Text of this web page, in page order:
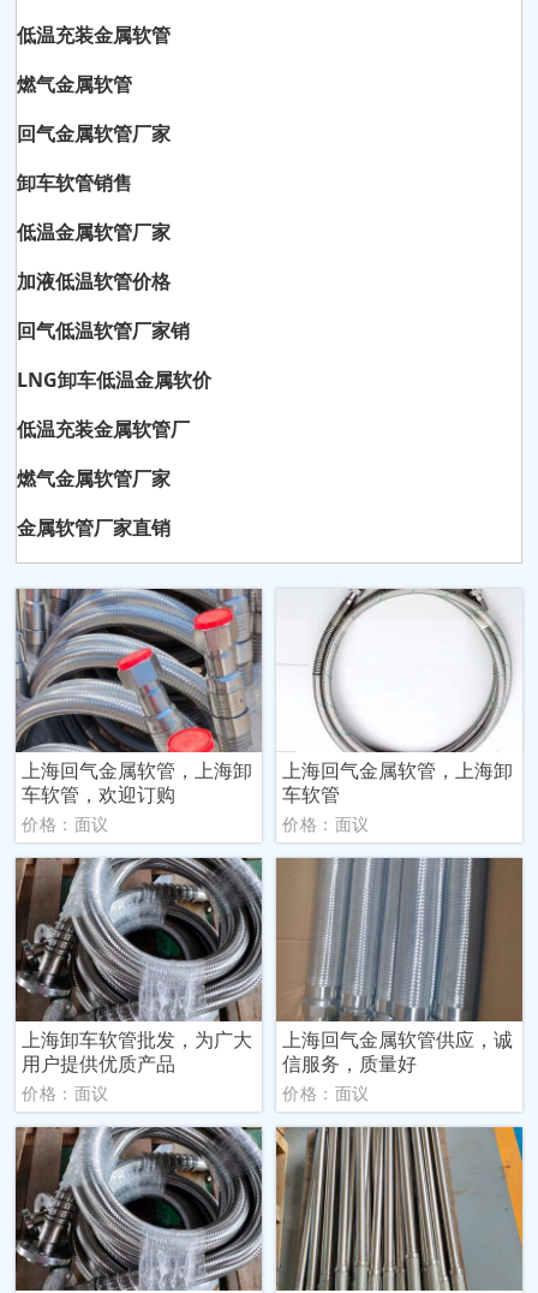
低温充装金属软管
燃气金属软管
回气金属软管厂家
卸车软管销售
低温金属软管厂家
加液低温软管价格
回气低温软管厂家销
LNG卸车低温金属软价
低温充装金属软管厂
燃气金属软管厂家
金属软管厂家直销
上海回气金属软管，上海卸
车软管，欢迎订购
价格：面议
上海回气金属软管，上海卸
车软管
价格：面议
上海卸车软管批发，为广大
用户提供优质产品
价格：面议
上海回气金属软管供应，诚
信服务，质量好
价格：面议